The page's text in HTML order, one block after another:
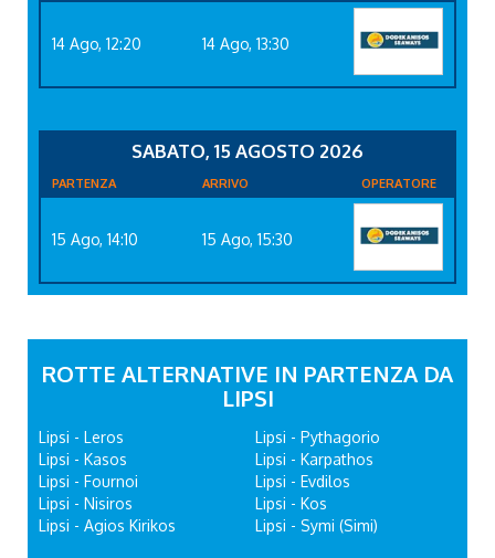
14 Ago, 12:20 14 Ago, 13:30
SABATO, 15 AGOSTO 2026
PARTENZA ARRIVO OPERATORE
15 Ago, 14:10 15 Ago, 15:30
ROTTE ALTERNATIVE IN PARTENZA DA
LIPSI
Lipsi - Leros
Lipsi - Kasos
Lipsi - Fournoi
Lipsi - Nisiros
Lipsi - Agios Kirikos
Lipsi - Pythagorio
Lipsi - Karpathos
Lipsi - Evdilos
Lipsi - Kos
Lipsi - Symi (Simi)